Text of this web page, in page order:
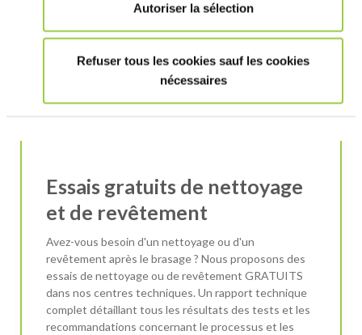
Autoriser la sélection
Refuser tous les cookies sauf les cookies
nécessaires
Essais gratuits de nettoyage
et de revêtement
Avez-vous besoin d'un nettoyage ou d'un
revêtement après le brasage ? Nous proposons des
essais de nettoyage ou de revêtement GRATUITS
dans nos centres techniques. Un rapport technique
complet détaillant tous les résultats des tests et les
recommandations concernant le processus et les